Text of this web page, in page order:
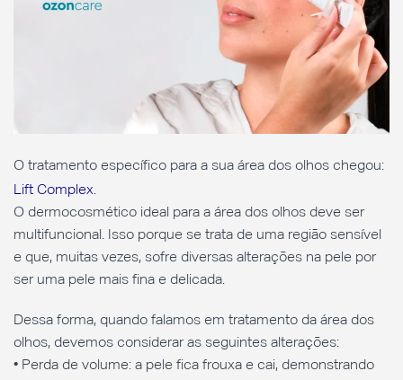
O tratamento específico para a sua área dos olhos chegou:
Lift Complex.
O dermocosmético ideal para a área dos olhos deve ser
multifuncional. Isso porque se trata de uma região sensível
e que, muitas vezes, sofre diversas alterações na pele por
ser uma pele mais fina e delicada.
Dessa forma, quando falamos em tratamento da área dos
olhos, devemos considerar as seguintes alterações:
• Perda de volume: a pele fica frouxa e cai, demonstrando